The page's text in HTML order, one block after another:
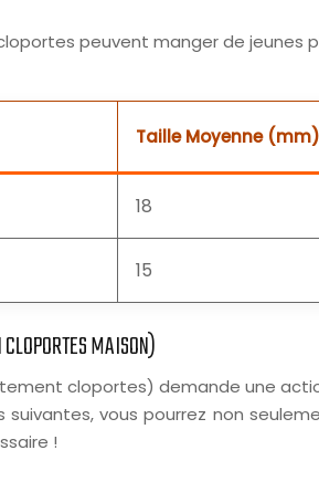
peuvent manger de jeunes
Taille Moyenne (mm)
18
15
MAISON)
cloportes) demande une
vous pourrez non
!